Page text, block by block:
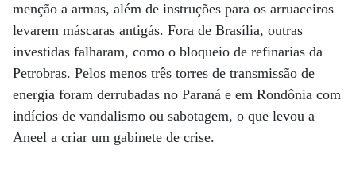
menção a armas, além de instruções para os arruaceiros
levarem máscaras antigás. Fora de Brasília, outras
investidas falharam, como o bloqueio de refinarias da
Petrobras. Pelos menos três torres de transmissão de
energia foram derrubadas no Paraná e em Rondônia com
indícios de vandalismo ou sabotagem, o que levou a
Aneel a criar um gabinete de crise.